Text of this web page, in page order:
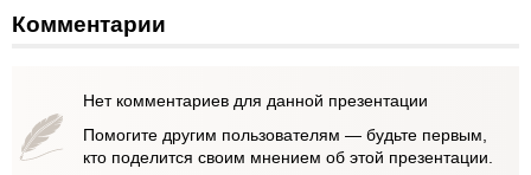
Комментарии
Нет комментариев для данной презентации
Помогите другим пользователям — будьте первым,
кто поделится своим мнением об этой презентации.